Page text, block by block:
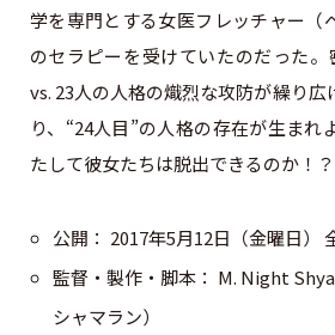
学を専門とする女医フレッチャー（
のセラピーを受けていたのだった
vs. 23人の人格の熾烈な攻防が繰り広
り、“24人目”の人格の存在が生ま
たして彼女たちは脱出できるのか！？
公開： 2017年5月12日（金曜日）
監督・製作・脚本： M. Night
シャマラン）